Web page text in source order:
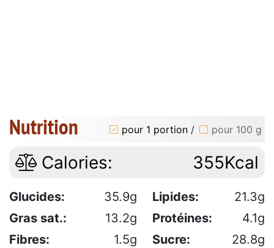
Nutrition pour 1 portion / pour 100 g
Calories: 355Kcal
Glucides: 35.9g Lipides:
21.3g
Gras sat.:
13.2g Protéines:
4.1g
Fibres:
1.5g Sucre:
28.8g